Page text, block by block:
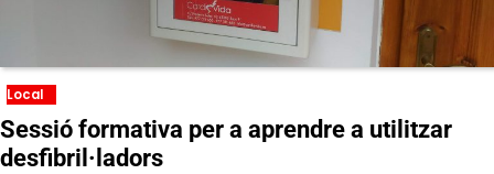
Local
Sessió formativa per a aprendre a utilitzar
desfibril·ladors